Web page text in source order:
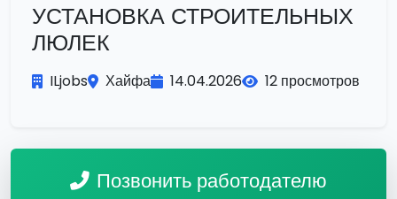
УСТАНОВКА СТРОИТЕЛЬНЫХ
ЛЮЛЕК
ILjobs Хайфа 14.04.2026 12 просмотров
Позвонить работодателю